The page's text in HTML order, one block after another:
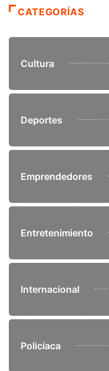
CATEGORÍAS
Cultura
Deportes
Emprendedores
Entretenimiento
Internacional
Policíaca